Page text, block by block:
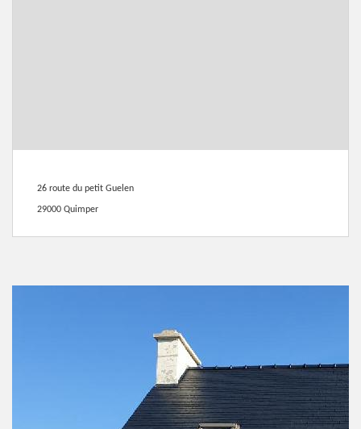
26 route du petit Guelen
29000 Quimper